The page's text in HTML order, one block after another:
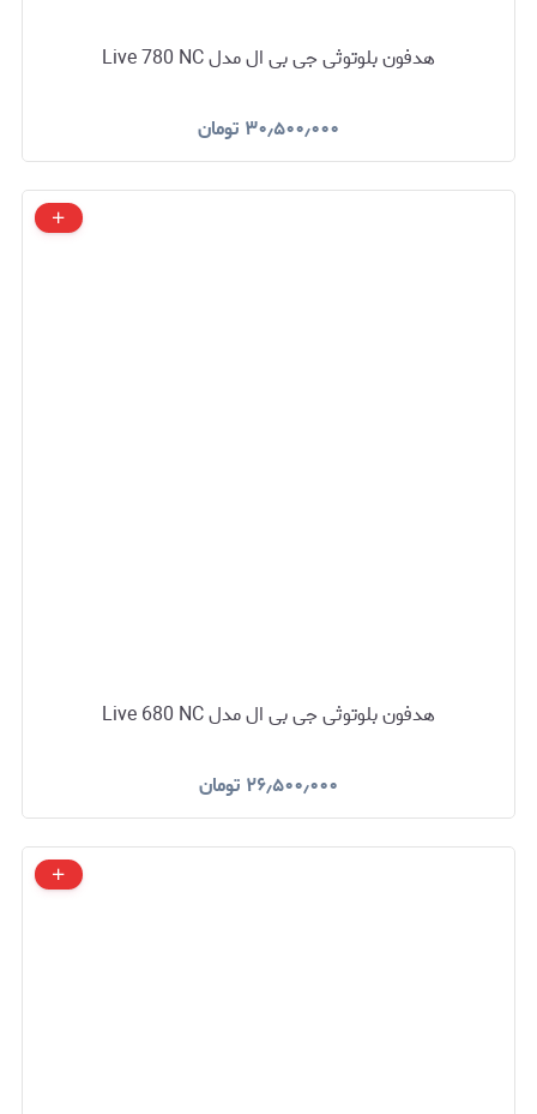
هدفون بلوتوثی جی بی ال مدل Live 780 NC
۳۰٫۵۰۰٫۰۰۰ تومان
هدفون بلوتوثی جی بی ال مدل Live 680 NC
۲۶٫۵۰۰٫۰۰۰ تومان